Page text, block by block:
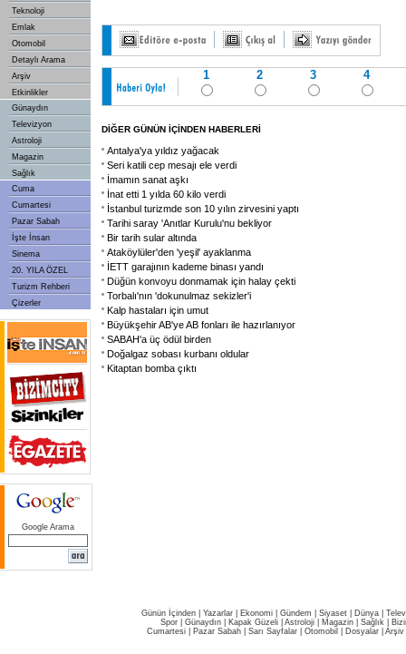
Teknoloji
Emlak
Otomobil
Detaylı Arama
Arşiv
Etkinlikler
Günaydın
Televizyon
Astroloji
Magazin
Sağlık
Cuma
Cumartesi
Pazar Sabah
İşte İnsan
Sinema
20. YILA ÖZEL
Turizm Rehberi
Çizerler
Google Arama
1 2 3 4
DİĞER GÜNÜN İÇİNDEN HABERLERİ
Antalya'ya yıldız yağacak
Seri katili cep mesajı ele verdi
İmamın sanat aşkı
İnat etti 1 yılda 60 kilo verdi
İstanbul turizmde son 10 yılın zirvesini yaptı
Tarihi saray 'Anıtlar Kurulu'nu bekliyor
Bir tarih sular altında
Ataköylüler'den 'yeşil' ayaklanma
İETT garajının kademe binası yandı
Düğün konvoyu donmamak için halay çekti
Torbalı'nın 'dokunulmaz sekizler'i
Kalp hastaları için umut
Büyükşehir AB'ye AB fonları ile hazırlanıyor
SABAH'a üç ödül birden
Doğalgaz sobası kurbanı oldular
Kitaptan bomba çıktı
Günün İçinden Yazarlar Ekonomi Gündem Siyaset Dünya |
Spor
Günaydın Kapak Güzeli Astroloji Magazin Sağlık
Cumartesi
Pazar Sabah Sarı Sayfalar Otomobil Dosyalar Arşiv